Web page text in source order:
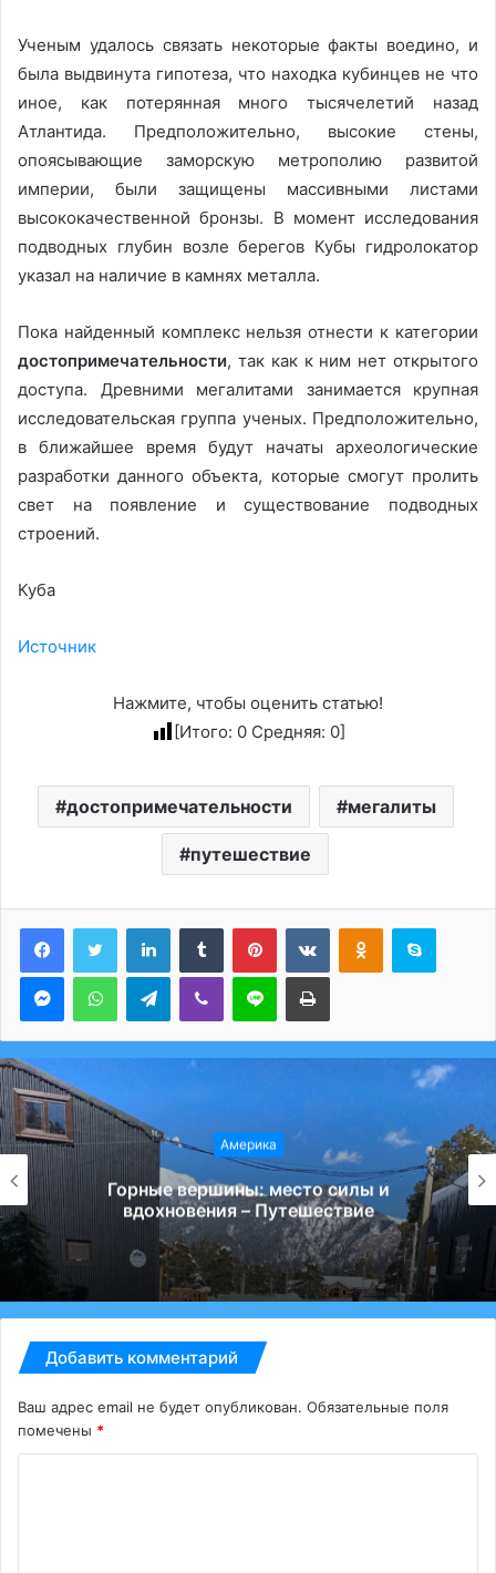
Ученым удалось связать некоторые факты воедино, и
была выдвинута гипотеза, что находка кубинцев не что
иное, как потерянная много тысячелетий назад
Атлантида. Предположительно, высокие стены,
опоясывающие заморскую метрополию развитой
империи, были защищены массивными листами
высококачественной бронзы. В момент исследования
подводных глубин возле берегов Кубы гидролокатор
указал на наличие в камнях металла.
Пока найденный комплекс нельзя отнести к категории
достопримечательности, так как к ним нет открытого
доступа. Древними мегалитами занимается крупная
исследовательская группа ученых. Предположительно,
в ближайшее время будут начаты археологические
разработки данного объекта, которые смогут пролить
свет на появление и существование подводных
строений.
Куба
Источник
Нажмите, чтобы оценить статью!
[Итого: 0Средняя: 0]
достопримечательности мегалиты
путешествие
LinkedInTumblr PinterestВконтактеОдноклассники
Skype
MessengerWhatsAppTelegramViber Line Печатать
Америка
Горные вершины: место силы и
вдохновения – Путешествие
Добавить комментарий
Ваш адрес email не будет опубликован. Обязательные поля
помечены *